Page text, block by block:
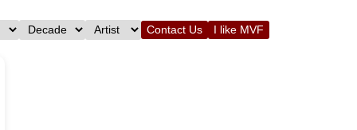
Contact Us I like MVF